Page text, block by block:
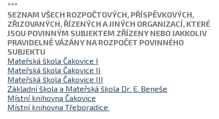
***
SEZNAM VŠECH ROZPOČTOVÝCH, PŘÍSPĚVKOVÝCH,
ZŘIZOVANÝCH, ŘÍZENÝCH A JINÝCH ORGANIZACÍ, KTERÉ
JSOU POVINNÝM SUBJEKTEM ZŘÍZENY NEBO JAKKOLIV
PRAVIDELNĚ VÁZÁNY NA ROZPOČET POVINNÉHO
SUBJEKTU
Mateřská škola Čakovice I
Mateřská škola Čakovice II
Mateřská škola Čakovice III
Základní škola a Mateřská škola Dr. E. Beneše
Místní knihovna Čakovice
Místní knihovna Třeboradice